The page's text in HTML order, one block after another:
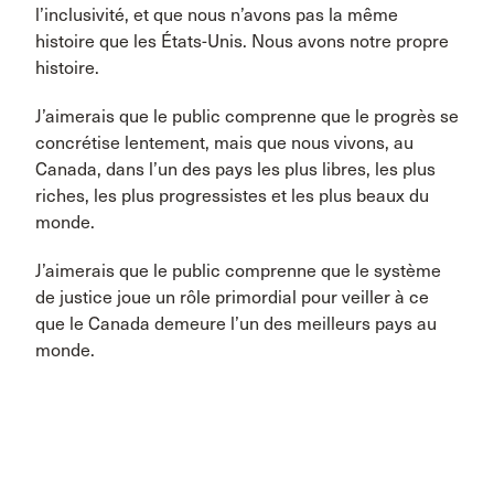
l’inclusivité, et que nous n’avons pas la même
histoire que les États-Unis. Nous avons notre propre
histoire.
J’aimerais que le public comprenne que le progrès se
concrétise lentement, mais que nous vivons, au
Canada, dans l’un des pays les plus libres, les plus
riches, les plus progressistes et les plus beaux du
monde.
J’aimerais que le public comprenne que le système
de justice joue un rôle primordial pour veiller à ce
que le Canada demeure l’un des meilleurs pays au
monde.